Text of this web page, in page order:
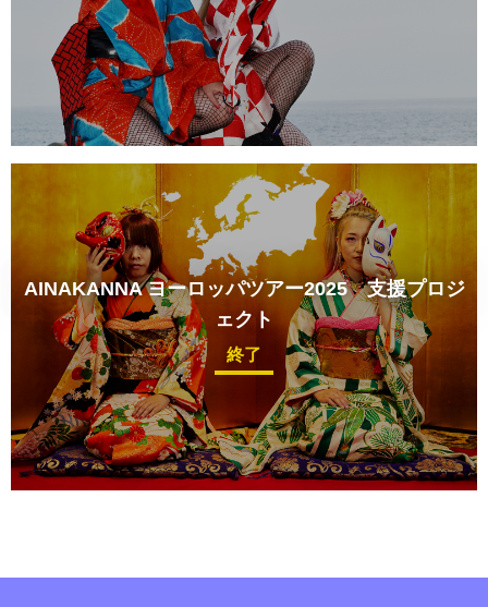
AINAKANNA ヨーロッパツアー2025 支援プロジ
ェクト
終了